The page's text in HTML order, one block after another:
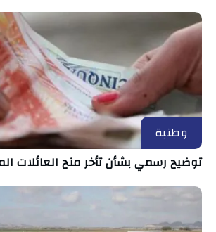
وطنية
توضيح رسمي بشأن تأخر منح العائلات